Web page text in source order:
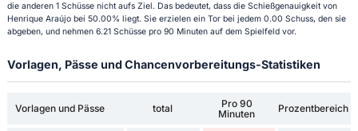
die anderen 1 Schüsse nicht aufs Ziel. Das bedeutet, dass die Schießgenauigkeit von
Henrique Araújo bei 50.00% liegt. Sie erzielen ein Tor bei jedem 0.00 Schuss, den sie
abgeben, und nehmen 6.21 Schüsse pro 90 Minuten auf dem Spielfeld vor.
Vorlagen, Pässe und Chancenvorbereitungs-Statistiken
Vorlagen und Pässe total
Pro 90
Minuten
Prozentbereich